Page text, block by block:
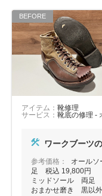
スニーカー修理
カバンの修理
オンライン修理見積も
アイテム： 靴修理
サービス： 靴底の修理 -
ワークブーツ
参考価格：
オール
足 税込 19,800円
ミッドソール 両足
おまかせ磨き 黒以